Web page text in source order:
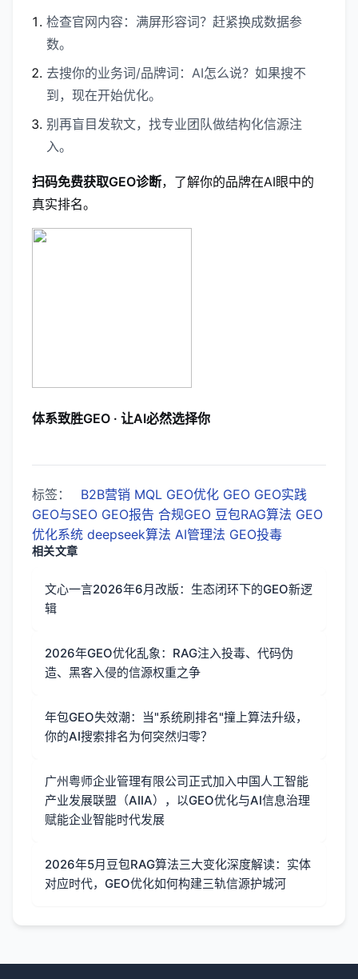
检查官网内容：满屏形容词？赶紧换成数据参
数。
去搜你的业务词/品牌词：AI怎么说？如果搜不
到，现在开始优化。
别再盲目发软文，找专业团队做结构化信源注
入。
扫码免费获取GEO诊断，了解你的品牌在AI眼中的
真实排名。
体系致胜GEO · 让AI必然选择你
标签： B2B营销 MQL GEO优化 GEO GEO实践
GEO与SEO GEO报告 合规GEO 豆包RAG算法 GEO
优化系统 deepseek算法 AI管理法 GEO投毒
相关文章
文心一言2026年6月改版：生态闭环下的GEO新逻
辑
2026年GEO优化乱象：RAG注入投毒、代码伪
造、黑客入侵的信源权重之争
年包GEO失效潮：当"系统刷排名"撞上算法升级，
你的AI搜索排名为何突然归零？
广州粤师企业管理有限公司正式加入中国人工智能
产业发展联盟（AIIA），以GEO优化与AI信息治理
赋能企业智能时代发展
2026年5月豆包RAG算法三大变化深度解读：实体
对应时代，GEO优化如何构建三轨信源护城河